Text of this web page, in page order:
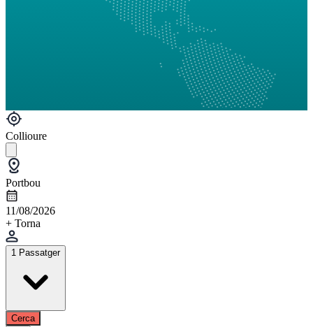
Collioure
Portbou
11/08/2026
+ Torna
1 Passatger
Cerca